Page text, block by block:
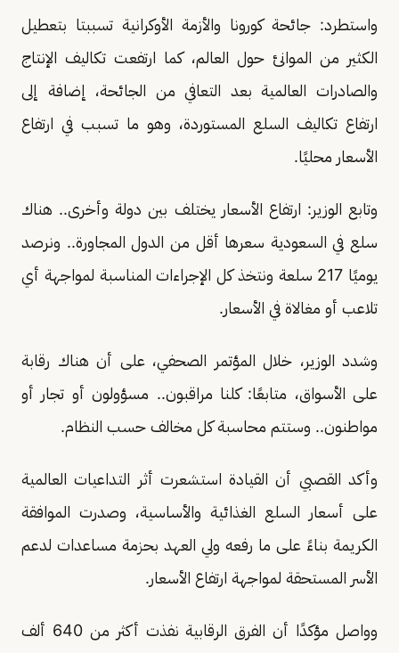
واستطرد: جائحة كورونا والأزمة الأوكرانية تسببتا بتعطيل
الكثير من الموانئ حول العالم، كما ارتفعت تكاليف الإنتاج
والصادرات العالمية بعد التعافي من الجائحة، إضافة إلى
ارتفاع تكاليف السلع المستوردة، وهو ما تسبب في ارتفاع
الأسعار محليًا.
وتابع الوزير: ارتفاع الأسعار يختلف بين دولة وأخرى.. هناك
سلع في السعودية سعرها أقل من الدول المجاورة.. ونرصد
يوميًا 217 سلعة ونتخذ كل الإجراءات المناسبة لمواجهة أي
تلاعب أو مغالاة في الأسعار.
وشدد الوزير، خلال المؤتمر الصحفي، على أن هناك رقابة
على الأسواق، متابعًا: كلنا مراقبون.. مسؤولون أو تجار أو
مواطنون.. وستتم محاسبة كل مخالف حسب النظام.
وأكد القصبي أن القيادة استشعرت أثر التداعيات العالمية
على أسعار السلع الغذائية والأساسية، وصدرت الموافقة
الكريمة بناءً على ما رفعه ولي العهد بحزمة مساعدات لدعم
الأسر المستحقة لمواجهة ارتفاع الأسعار.
وواصل مؤكدًا أن الفرق الرقابية نفذت أكثر من 640 ألف